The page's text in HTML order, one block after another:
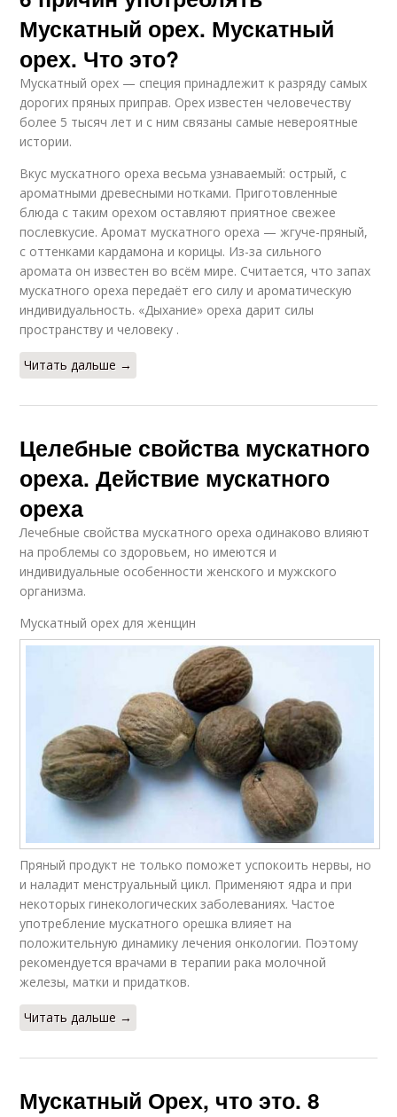
Мускатный орех. Мускатный
орех. Что это?
Мускатный орех — специя принадлежит к разряду самых
дорогих пряных приправ. Орех известен человечеству
более 5 тысяч лет и с ним связаны самые невероятные
истории.
Вкус мускатного ореха весьма узнаваемый: острый, с
ароматными древесными нотками. Приготовленные
блюда с таким орехом оставляют приятное свежее
послевкусие. Аромат мускатного ореха — жгуче-пряный,
с оттенками кардамона и корицы. Из-за сильного
аромата он известен во всём мире. Считается, что запах
мускатного ореха передаёт его силу и ароматическую
индивидуальность. «Дыхание» ореха дарит силы
пространству и человеку .
Читать дальше →
Целебные свойства мускатного
ореха. Действие мускатного
ореха
Лечебные свойства мускатного ореха одинаково влияют
на проблемы со здоровьем, но имеются и
индивидуальные особенности женского и мужского
организма.
Мускатный орех для женщин
Пряный продукт не только поможет успокоить нервы, но
и наладит менструальный цикл. Применяют ядра и при
некоторых гинекологических заболеваниях. Частое
употребление мускатного орешка влияет на
положительную динамику лечения онкологии. Поэтому
рекомендуется врачами в терапии рака молочной
железы, матки и придатков.
Читать дальше →
Мускатный Орех, что это. 8